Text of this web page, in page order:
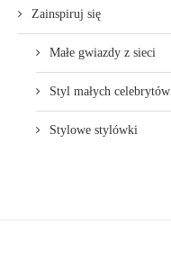
Zainspiruj się
Małe gwiazdy z sieci
Styl małych celebrytów
Stylowe stylówki